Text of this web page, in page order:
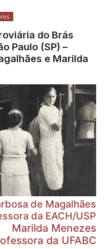
do Brás
Paulo (SP) –
e Marilda
de Magalhães
da EACH/USP
Marilda Menezes
da UFABC